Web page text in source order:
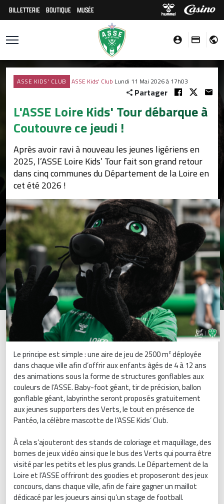
BILLETTERIE BOUTIQUE MUSÉE
ASSE KIDS' CLUB ASSE Kids' Club Lundi 11 Mai 2026 à 17h03
Partager
L'ASSE Loire Kids' Tour débarque à
Coutouvre ce jeudi !
Après avoir ravi à nouveau les jeunes ligériens en
2025, l’ASSE Loire Kids’ Tour fait son grand retour
dans cinq communes du Département de la Loire en
cet été 2026 !
Le principe est simple : une aire de jeu de 2500 m² déployée
dans chaque ville afin d’offrir aux enfants âgés de 4 à 12 ans
des animations sous la forme de structures gonflables aux
couleurs de l’ASSE. Baby-foot géant, tir de précision, ballon
gonflable géant, labyrinthe seront proposés gratuitement
aux jeunes supporters des Verts, le tout en présence de
Pantéo, la célèbre mascotte de l’ASSE Kids’ Club.
À cela s’ajouteront des stands de coloriage et maquillage, des
bornes de jeux vidéo ainsi que le bus des Verts qui pourra être
visité par les petits et les plus grands. Le Département de la
Loire et l’ASSE offriront des goodies et proposeront des jeux
concours, dans chaque ville, afin de faire gagner un maillot
dédicacé par les joueurs ainsi qu’un stage de football.